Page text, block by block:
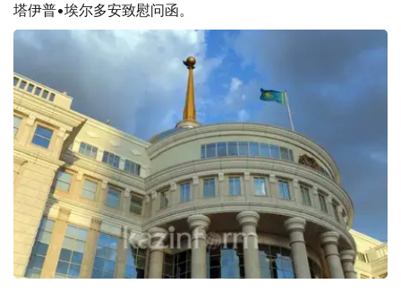
塔伊普•埃尔多安致慰问函。